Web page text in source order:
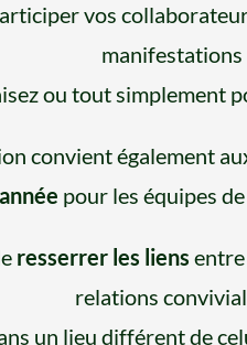
vos
manifestations
ou tout simplement
convient également
pour les équipes
resserrer les liens
relations
un lieu différent de